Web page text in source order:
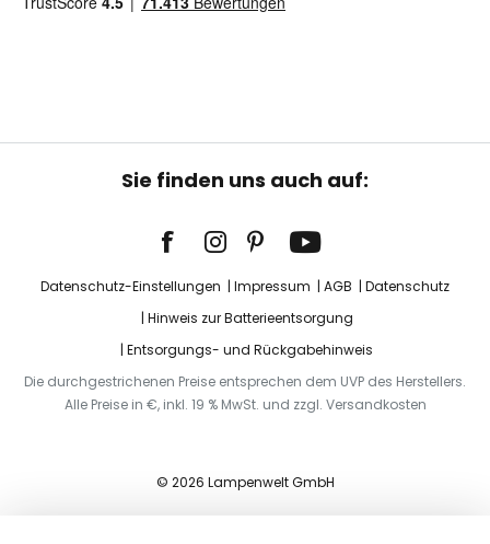
Sie finden uns auch auf:
Datenschutz-Einstellungen Impressum AGB
Datenschutz
Hinweis zur Batterieentsorgung
Entsorgungs- und Rückgabehinweis
Die durchgestrichenen Preise entsprechen dem UVP des Herstellers.
Alle Preise in €, inkl. 19 % MwSt. und zzgl. Versandkosten
© 2026 Lampenwelt GmbH